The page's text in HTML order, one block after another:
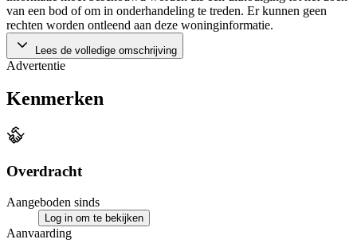
van een bod of om in onderhandeling te treden. Er kunnen geen
rechten worden ontleend aan deze woninginformatie.
Lees de volledige omschrijving
Advertentie
Kenmerken
Overdracht
Aangeboden sinds
Log in om te bekijken
Aanvaarding